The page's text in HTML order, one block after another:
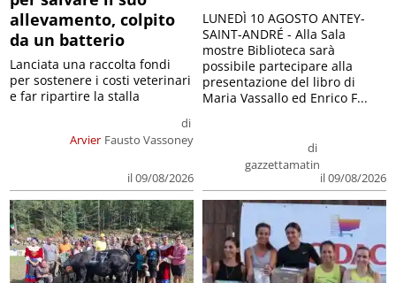
allevamento, colpito
da un batterio
Arvier
di
Fausto Vassoney
il 09/08/2026
Lanciata una raccolta fondi
per sostenere i costi veterinari
e far ripartire la stalla
di
gazzettamatin
il 09/08/2026
LUNEDÌ 10 AGOSTO ANTEY-
SAINT-ANDRÉ - Alla Sala
mostre Biblioteca sarà
possibile partecipare alla
presentazione del libro di
Maria Vassallo ed Enrico F...